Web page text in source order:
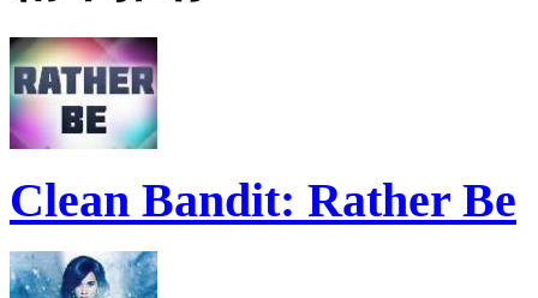
Clean Bandit: Rather Be